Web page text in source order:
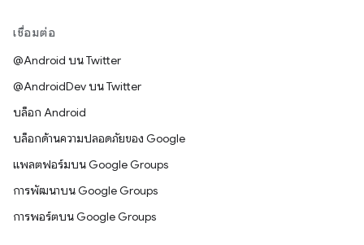
เชื่อมต่อ
@Android บน Twitter
@AndroidDev บน Twitter
บล็อก Android
บล็อกด้านความปลอดภัยของ Google
แพลตฟอร์มบน Google Groups
การพัฒนาบน Google Groups
การพอร์ตบน Google Groups